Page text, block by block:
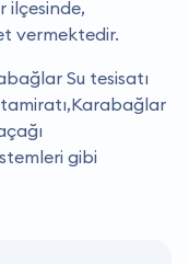
ilçesinde,
vermektedir.
Su tesisatı
gibi